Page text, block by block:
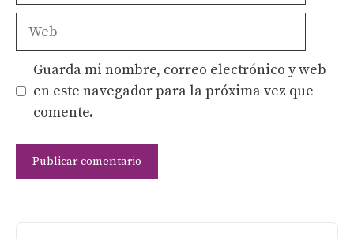
Web
Guarda mi nombre, correo electrónico y web
en este navegador para la próxima vez que
comente.